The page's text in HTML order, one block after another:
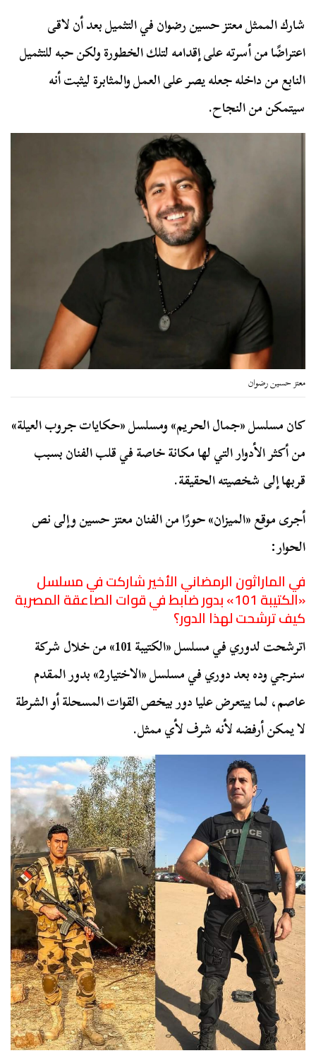
شارك الممثل معتز حسين رضوان في التثميل بعد أن لاقى
اعتراضًا من أسرته على إقدامه لتلك الخطورة ولكن حبه للتثميل
النابع من داخله جعله يصر على العمل والمثابرة ليثبت أنه
سيتمكن من النجاح.
معتز حسين رضوان
كان مسلسل «جمال الحريم» ومسلسل «حكايات جروب العيلة»
من أكثر الأدوار التي لها مكانة خاصة في قلب الفنان بسبب
قربها إلى شخصيته الحقيقة.
أجرى موقع «الميزان» حورًا من الفنان معتز حسين وإلى نص
الحوار:
في الماراثون الرمضاني الأخير شاركت في مسلسل
«الكتيبة 101» بدور ضابط في قوات الصاعقة المصرية
كيف ترشحت لهذا الدور؟
اترشحت لدوري في مسلسل «الكتيبة 101» من خلال شركة
سنرجي وده بعد دوري في مسلسل «الاختيار2» بدور المقدم
عاصم، لما بيتعرض عليا دور بيخص القوات المسحلة أو الشرطة
لا يمكن أرفضه لأنه شرف لأي ممثل.